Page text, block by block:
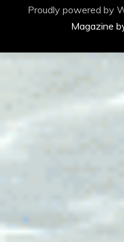
Proudly powered by
Magazine